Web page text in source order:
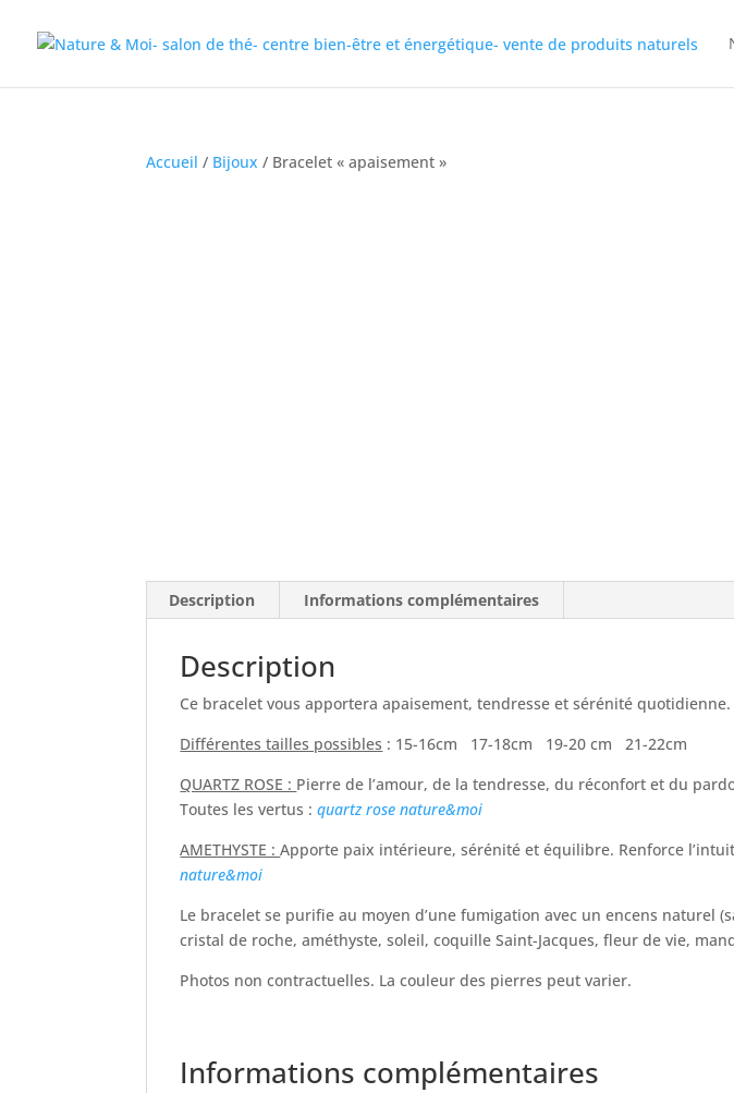
Accueil / Bijoux / Bracelet « apaisement »
Description Informations complémentaires
Description
Ce bracelet vous apportera apaisement, tendresse et sérénité
Différentes tailles possibles : 15-16cm 17-18cm 19-20 cm 21-22cm
QUARTZ ROSE : Pierre de l’amour, de la tendresse, du réconfort et du
Toutes les vertus :quartz rose nature&moi
AMETHYSTE :Apporte paix intérieure, sérénité et équilibre. Renforce
nature&moi
Le bracelet se purifie au moyen d’une fumigation avec un encens naturel
cristal de roche, améthyste, soleil, coquille Saint-Jacques, fleur de vie,
Photos non contractuelles. La couleur des pierres peut varier.
Informations complémentaires